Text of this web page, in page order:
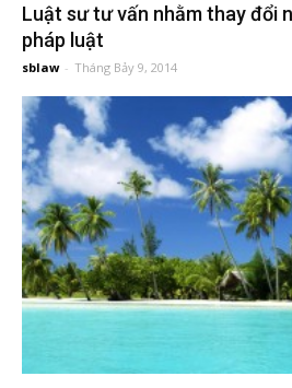
đầu
Đại
diện
Luật sư tư vấn nhằm thay đổi
pháp luật
sblaw - Tháng Bảy 9, 2014